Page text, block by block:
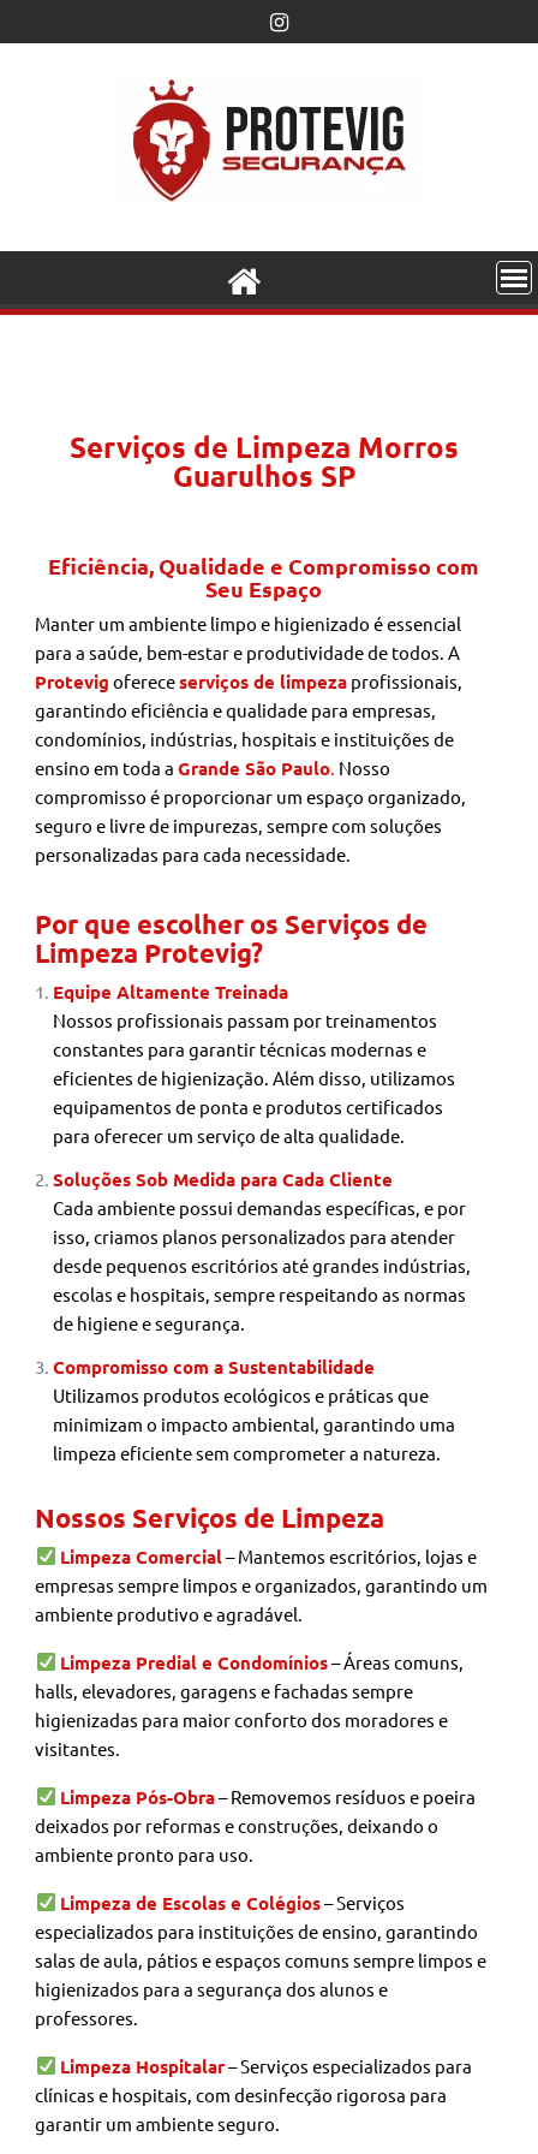
Serviços de Limpeza Morros
Guarulhos SP
Eficiência, Qualidade e Compromisso com
Seu Espaço
Manter um ambiente limpo e higienizado é essencial
para a saúde, bem-estar e produtividade de todos. A
Protevig ofereceserviços de limpeza profissionais,
garantindo eficiência e qualidade para empresas,
condomínios, indústrias, hospitais e instituições de
ensino em toda aGrande São Paulo Nosso
compromisso é proporcionar um espaço organizado,
seguro e livre de impurezas, sempre com soluções
personalizadas para cada necessidade.
Por que escolher os Serviços de
Limpeza Protevig?
Equipe Altamente Treinada
Nossos profissionais passam por treinamentos
constantes para garantir técnicas modernas e
eficientes de higienização. Além disso, utilizamos
equipamentos de ponta e produtos certificados
para oferecer um serviço de alta qualidade.
Soluções Sob Medida para Cada Cliente
Cada ambiente possui demandas específicas, e por
isso, criamos planos personalizados para atender
desde pequenos escritórios até grandes indústrias,
escolas e hospitais, sempre respeitando as normas
de higiene e segurança.
Compromisso com a Sustentabilidade
Utilizamos produtos ecológicos e práticas que
minimizam o impacto ambiental, garantindo uma
limpeza eficiente sem comprometer a natureza.
Nossos Serviços de Limpeza
Limpeza Comercial– Mantemos escritórios, lojas e
empresas sempre limpos e organizados, garantindo um
ambiente produtivo e agradável.
Limpeza Predial e Condomínios– Áreas comuns,
halls, elevadores, garagens e fachadas sempre
higienizadas para maior conforto dos moradores e
visitantes.
Limpeza Pós-Obra– Removemos resíduos e poeira
deixados por reformas e construções, deixando o
ambiente pronto para uso.
Limpeza de Escolas e Colégios– Serviços
especializados para instituições de ensino, garantindo
salas de aula, pátios e espaços comuns sempre limpos e
higienizados para a segurança dos alunos e
professores.
Limpeza Hospitalar– Serviços especializados para
clínicas e hospitais, com desinfecção rigorosa para
garantir um ambiente seguro.